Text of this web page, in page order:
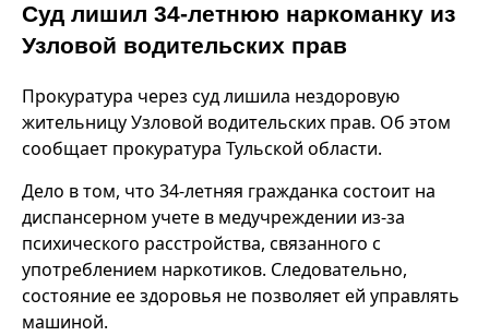
Суд лишил 34-летнюю наркоманку из
Узловой водительских прав
Прокуратура через суд лишила нездоровую
жительницу Узловой водительских прав. Об этом
сообщает прокуратура Тульской области.
Дело в том, что 34-летняя гражданка состоит на
диспансерном учете в медучреждении из-за
психического расстройства, связанного с
употреблением наркотиков. Следовательно,
состояние ее здоровья не позволяет ей управлять
машиной.